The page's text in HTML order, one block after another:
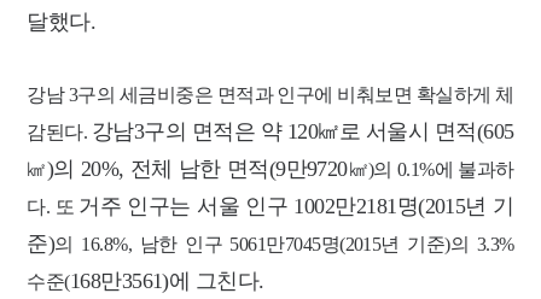
달했다.
강남 3구의 세금비중은 면적과 인구에 비춰보면 확실하게 체
감된다. 강남3구의 면적은 약 120㎢로 서울시 면적(605
㎢)의 20%, 전체 남한 면적(9만9720㎢)의 0.1%에 불과하
다. 또 거주 인구는 서울 인구 1002만2181명(2015년 기
준)의 16.8%, 남한 인구 5061만7045명(2015년 기준)의 3.3%
수준(168만3561)에 그친다.